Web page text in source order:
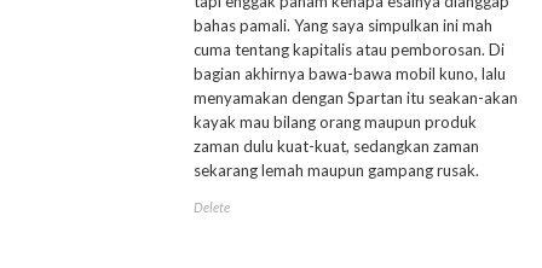
bahas pamali. Yang saya simpulkan ini mah
cuma tentang kapitalis atau pemborosan. Di
bagian akhirnya bawa-bawa mobil kuno, lalu
menyamakan dengan Spartan itu seakan-akan
kayak mau bilang orang maupun produk
zaman dulu kuat-kuat, sedangkan zaman
sekarang lemah maupun gampang rusak.
Delete